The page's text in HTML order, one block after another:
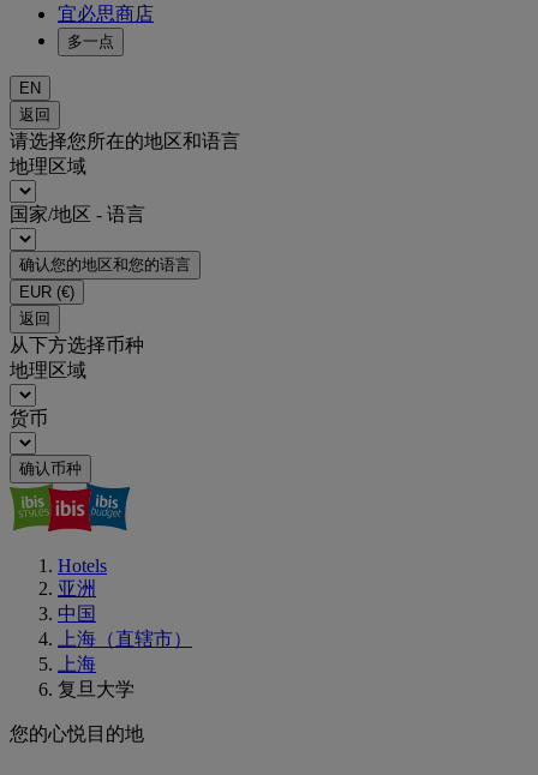
宜必思商店
多一点
EN
返回
请选择您所在的地区和语言
地理区域
国家/地区 - 语言
确认您的地区和您的语言
EUR (€)
返回
从下方选择币种
地理区域
货币
确认币种
Hotels
亚洲
中国
上海（直辖市）
上海
复旦大学
您的心悦目的地